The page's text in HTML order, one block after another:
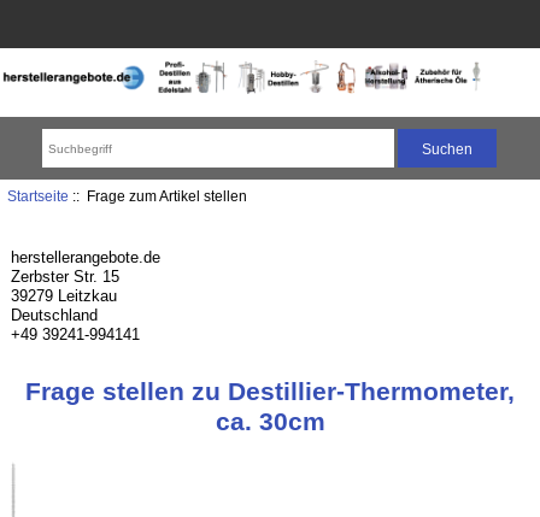
Startseite :: Frage zum Artikel stellen
herstellerangebote.de
Zerbster Str. 15
39279 Leitzkau
Deutschland
+49 39241-994141
Frage stellen zu Destillier-Thermometer,
ca. 30cm